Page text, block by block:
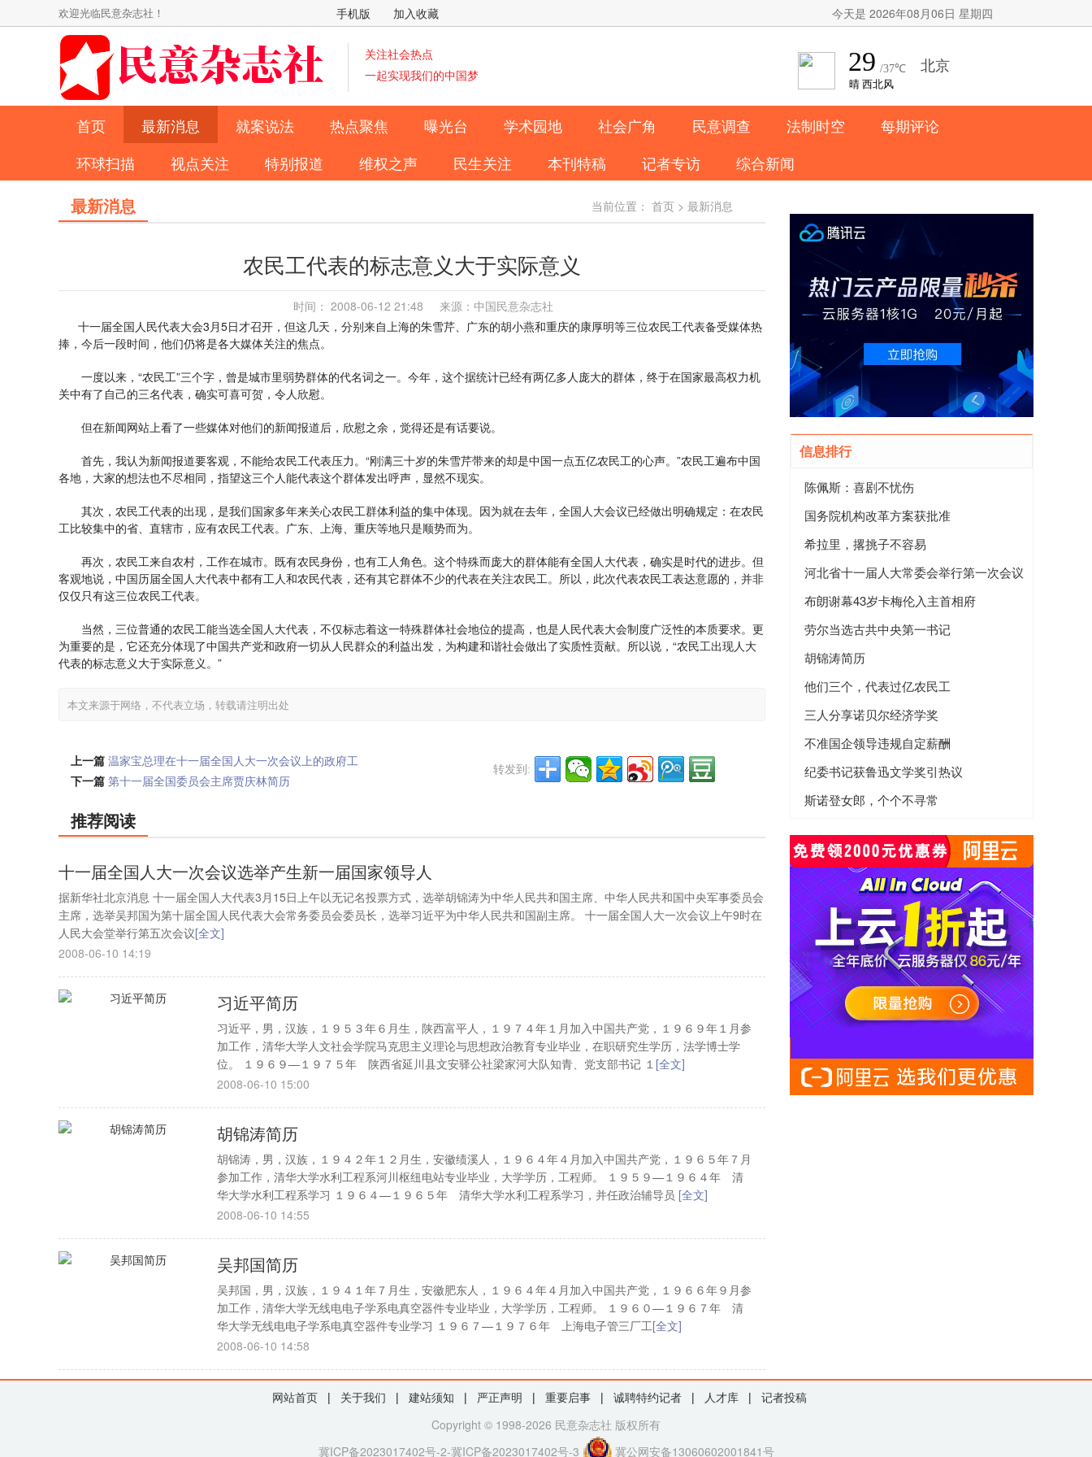
欢迎光临民意杂志社！ 手机版 加入收藏 今天是 2026年08月06日 星期四
关注社会热点
一起实现我们的中国梦
首页 最新消息 就案说法 热点聚焦 曝光台 学术园地 社会广角 民意调查 法制时空
每期评论
环球扫描
视点关注 特别报道 维权之声 民生关注 本刊特稿 记者专访 综合新闻
最新消息 当前位置： 首页 > 最新消息
农民工代表的标志意义大于实际意义
时间： 2008-06-12 21:48 来源：中国民意杂志社
十一届全国人民代表大会3月5日才召开，但这几天，分别来自上海的朱雪芹、广东的胡小燕和重庆的康厚明等三位农民工代表备受媒体热
捧，今后一段时间，他们仍将是各大媒体关注的焦点。
一度以来，“农民工”三个字，曾是城市里弱势群体的代名词之一。今年，这个据统计已经有两亿多人庞大的群体，终于在国家最高权力机
关中有了自己的三名代表，确实可喜可贺，令人欣慰。
但在新闻网站上看了一些媒体对他们的新闻报道后，欣慰之余，觉得还是有话要说。
首先，我认为新闻报道要客观，不能给农民工代表压力。“刚满三十岁的朱雪芹带来的却是中国一点五亿农民工的心声。”农民工遍布中国
各地，大家的想法也不尽相同，指望这三个人能代表这个群体发出呼声，显然不现实。
其次，农民工代表的出现，是我们国家多年来关心农民工群体利益的集中体现。因为就在去年，全国人大会议已经做出明确规定：在农民
工比较集中的省、直辖市，应有农民工代表。广东、上海、重庆等地只是顺势而为。
再次，农民工来自农村，工作在城市。既有农民身份，也有工人角色。这个特殊而庞大的群体能有全国人大代表，确实是时代的进步。但
客观地说，中国历届全国人大代表中都有工人和农民代表，还有其它群体不少的代表在关注农民工。所以，此次代表农民工表达意愿的，并非
仅仅只有这三位农民工代表。
当然，三位普通的农民工能当选全国人大代表，不仅标志着这一特殊群体社会地位的提高，也是人民代表大会制度广泛性的本质要求。更
为重要的是，它还充分体现了中国共产党和政府一切从人民群众的利益出发，为构建和谐社会做出了实质性贡献。所以说，“农民工出现人大
代表的标志意义大于实际意义。”
本文来源于网络，不代表立场，转载请注明出处
上一篇 温家宝总理在十一届全国人大一次会议上的政府工
作报告（摘登）
下一篇 第十一届全国委员会主席贾庆林简历
转发到:
推荐阅读
十一届全国人大一次会议选举产生新一届国家领导人
据新华社北京消息 十一届全国人大代表3月15日上午以无记名投票方式，选举胡锦涛为中华人民共和国主席、中华人民共和国中央军事委员会
主席，选举吴邦国为第十届全国人民代表大会常务委员会委员长，选举习近平为中华人民共和国副主席。 十一届全国人大一次会议上午9时在
人民大会堂举行第五次会议[全文]
2008-06-10 14:19
习近平简历
习近平，男，汉族，１９５３年６月生，陕西富平人，１９７４年１月加入中国共产党，１９６９年１月参
加工作，清华大学人文社会学院马克思主义理论与思想政治教育专业毕业，在职研究生学历，法学博士学
位。 １９６９—１９７５年 陕西省延川县文安驿公社梁家河大队知青、党支部书记 １ [全文]
2008-06-10 15:00
胡锦涛简历
胡锦涛，男，汉族，１９４２年１２月生，安徽绩溪人，１９６４年４月加入中国共产党，１９６５年７月
参加工作，清华大学水利工程系河川枢纽电站专业毕业，大学学历，工程师。 １９５９—１９６４年 清
华大学水利工程系学习 １９６４—１９６５年 清华大学水利工程系学习，并任政治辅导员 [全文]
2008-06-10 14:55
吴邦国简历
吴邦国，男，汉族，１９４１年７月生，安徽肥东人，１９６４年４月加入中国共产党，１９６６年９月参
加工作，清华大学无线电电子学系电真空器件专业毕业，大学学历，工程师。 １９６０—１９６７年 清
华大学无线电电子学系电真空器件专业学习 １９６７—１９７６年 上海电子管三厂工[全文]
2008-06-10 14:58
信息排行
陈佩斯：喜剧不忧伤
国务院机构改革方案获批准
希拉里，撂挑子不容易
河北省十一届人大常委会举行第一次会议
布朗谢幕43岁卡梅伦入主首相府
劳尔当选古共中央第一书记
胡锦涛简历
他们三个，代表过亿农民工
三人分享诺贝尔经济学奖
不准国企领导违规自定薪酬
纪委书记获鲁迅文学奖引热议
斯诺登女郎，个个不寻常
网站首页 | 关于我们 | 建站须知 | 严正声明 | 重要启事 | 诚聘特约记者 | 人才库 |
记者投稿
Copyright © 1998-2026 民意杂志社 版权所有
冀ICP备2023017402号-2-冀ICP备2023017402号-3
冀公网安备13060602001841号